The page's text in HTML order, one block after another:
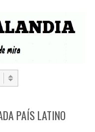
PAÍS LATINO